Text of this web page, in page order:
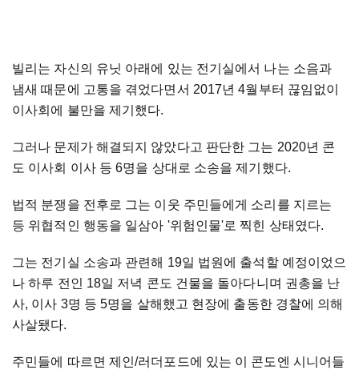
빌리는 자신의 유닛 아래에 있는 전기실에서 나는 소음과
냄새 때문에 고통을 겪었다면서 2017년 4월부터 끊임없이
이사회에 불만을 제기했다.
그러나 문제가 해결되지 않았다고 판단한 그는 2020년 콘
도 이사회 이사 등 6명을 상대로 소송을 제기했다.
법적 분쟁을 전후로 그는 이웃 주민들에게 소리를 지르는
등 위협적인 행동을 일삼아 '위험인물'로 찍힌 상태였다.
그는 전기실 소송과 관련해 19일 법원에 출석할 예정이었으
나 하루 전인 18일 저녁 콘도 건물을 돌아다니며 권총을 난
사, 이사 3명 등 5명을 살해했고 현장에 출동한 경찰에 의해
사살됐다.
주민들에 따르면 제인/러더포드에 있는 이 콘도엔 시니어들